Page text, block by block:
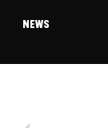
NEWS